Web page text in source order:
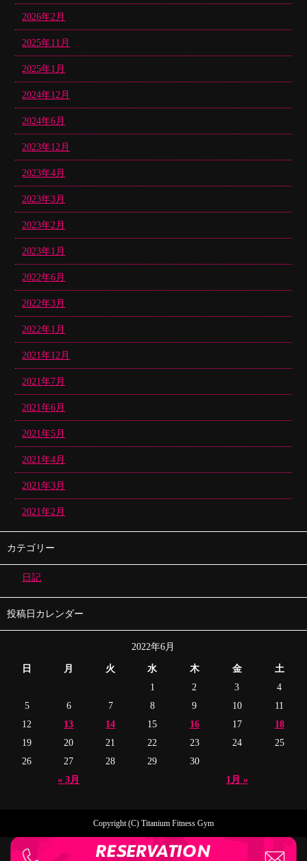
2026年2月
2025年11月
2025年1月
2024年12月
2024年6月
2023年12月
2023年4月
2023年3月
2023年2月
2023年1月
2022年6月
2022年3月
2022年1月
2021年12月
2021年7月
2021年6月
2021年5月
2021年4月
2021年3月
2021年2月
カテゴリー
日記
投稿日カレンダー
2022年6月
日 月 火 水 木 金 土
« 3月 1月 »
1 2 3
4
5
6 7 8 9 10
11
12
13 14 15 16 17
18
19
20 21 22 23 24
25
26
27 28 29 30
Copyright (C) Titanium Fitness Gym